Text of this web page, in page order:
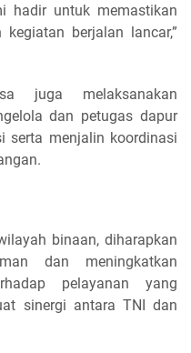
hadir untuk memastikan
berjalan lancar,”
juga melaksanakan
dan petugas dapur
serta menjalin koordinasi
binaan, diharapkan
dan meningkatkan
pelayanan yang
sinergi antara TNI dan